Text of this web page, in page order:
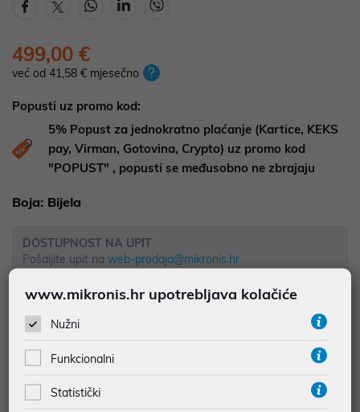
499,00 €
već od 41,58 € mjesečno
Popusti uz promo kod:
5% Popust za jednokratno plaćanje (Kartice, KEKS
pay, Virman, Gotovina, Crypto) uz promo kod
"POPUST" , popusti se međusobno ne zbrajaju
Boja: Bijela
DOSTUPNOST NA UPIT
Pošaljite upit na web-prodaja@mikronis.hr
najam za pravne osobe od 12 do 36 mj. već od
www.mikronis.hr upotrebljava kolačiće
Nužni
Funkcionalni
Statistički